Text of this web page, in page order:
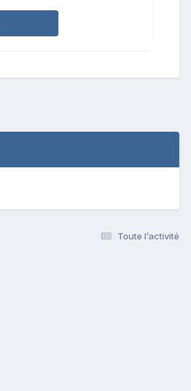
Toute l’activité